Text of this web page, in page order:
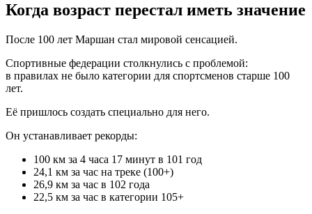
Когда возраст перестал иметь значение
После 100 лет Маршан стал мировой сенсацией.
Спортивные федерации столкнулись с проблемой:
в правилах не было категории для спортсменов старше 100
лет.
Её пришлось создать специально для него.
Он устанавливает рекорды:
100 км за 4 часа 17 минут в 101 год
24,1 км за час на треке (100+)
26,9 км за час в 102 года
22,5 км за час в категории 105+